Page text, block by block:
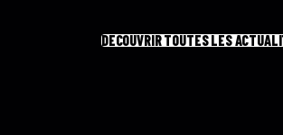
DÉCOUVRIR TOUTES LES